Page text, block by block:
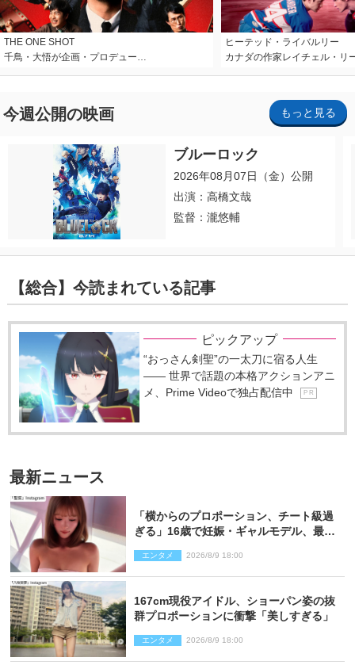
THE ONE SHOT
千鳥・大悟が企画・プロデュー…
ヒーテッド・ライバルリー
カナダの作家レイチェル・リ
今週公開の映画 もっと見る
ブルーロック
2026年08月07日（金）公開
出演：高橋文哉
監督：瀧悠輔
【総合】今読まれている記事
ピックアップ
“おっさん剣聖”の一太刀に宿る人生
―― 世界で話題の本格アクションアニ
メ、Prime Videoで独占配信中
P R
最新ニュース
「横からのプロポーション、チート級過
ぎる」16歳で妊娠・ギャルモデル、最新
エンタメ 2026/8/9 18:00
167cm現役アイドル、ショーパン姿の抜
群プロポーションに衝撃「美しすぎる」
エンタメ 2026/8/9 18:00